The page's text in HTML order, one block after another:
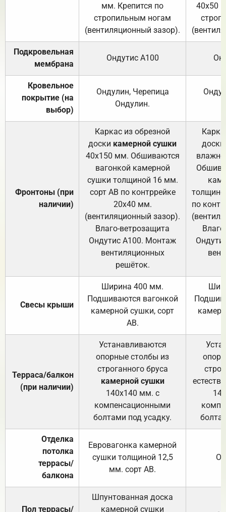
мм. Крепится по
стропильным ногам
(вентиляционный зазор).
40х50
Подкровельная
мембрана
Ондутис А100
Кровельное
покрытие (на
выбор)
Ондулин, Черепица
Ондулин.
Фронтоны (при
наличии)
Каркас из обрезной
доски камерной сушки
40х150 мм. Обшиваются
вагонкой камерной
сушки толщиной 16 мм.
сорт АВ по контррейке
20х40 мм.
(вентиляционный зазор).
Влаго-ветрозащита
Ондутис А100. Монтаж
вентиляционных
решёток.
доски
по
Свесы крыши
Ширина 400 мм.
Подшиваются вагонкой
камерной сушки, сорт
АВ.
Терраса/балкон
(при наличии)
Устанавливаются
опорные столбы из
строганного бруса
камерной сушки
140х140 мм. с
компенсационными
болтами под усадку.
Отделка
потолка
террасы/
балкона
Евровагонка камерной
сушки толщиной 12,5
мм. сорт АВ.
Пол террасы/
Шпунтованная доска
камерной сушки